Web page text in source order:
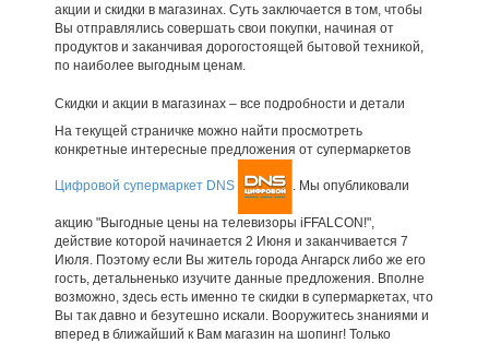
акции и скидки в магазинах. Суть заключается в том, чтобы
Вы отправлялись совершать свои покупки, начиная от
продуктов и заканчивая дорогостоящей бытовой техникой,
по наиболее выгодным ценам.
Скидки и акции в магазинах – все подробности и детали
На текущей страничке можно найти просмотреть
конкретные интересные предложения от супермаркетов
Цифровой супермаркет DNS . Мы опубликовали
акцию "Выгодные цены на телевизоры iFFALCON!",
действие которой начинается 2 Июня и заканчивается 7
Июля. Поэтому если Вы житель города Ангарск либо же его
гость, детальненько изучите данные предложения. Вполне
возможно, здесь есть именно те скидки в супермаркетах, что
Вы так давно и безутешно искали. Вооружитесь знаниями и
вперед в ближайший к Вам магазин на шопинг! Только